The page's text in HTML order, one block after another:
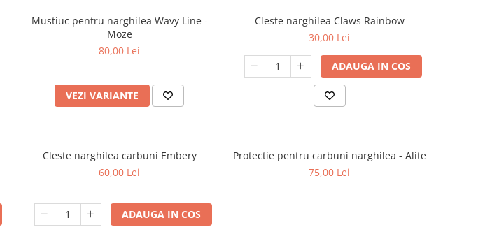
Mustiuc pentru narghilea Wavy Line -
Moze
80,00 Lei
VEZI VARIANTE
Cleste narghilea Claws Rainbow
30,00 Lei
ADAUGA IN COS
Cleste narghilea carbuni Embery
60,00 Lei
ADAUGA IN COS
Protectie pentru carbuni narghilea - Alite
75,00 Lei